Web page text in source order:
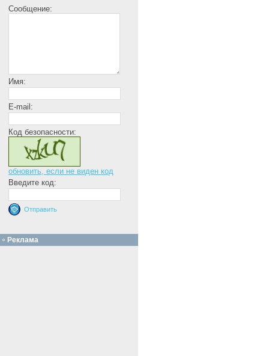
Сообщение:
Имя:
E-mail:
Код безопасности:
обновить, если не виден код
Введите код:
Реклама